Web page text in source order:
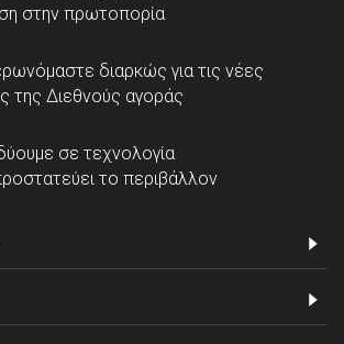
στην πρωτοπορία
διαρκώς για τις νέες
της Διεθνούς αγοράς
σε τεχνολογία
το περιβάλλον